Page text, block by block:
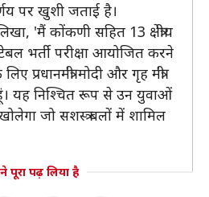
पर खुशी जताई है।
'मैं कोंकणी सहित 13 क्षेत्रीय
भर्ती परीक्षा आयोजित करने
प्रधानमंत्री मोदी और गृह मंत्री
यह निश्चित रूप से उन युवाओं
जो सशस्त्र बलों में शामिल
पूरा पढ़ लिया है